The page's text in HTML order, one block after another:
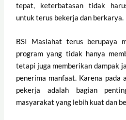
tepat, keterbatasan tidak
untuk terus bekerja dan berkarya.
BSI Maslahat terus berupaya
program yang tidak hanya
tetapi juga memberikan dampak
penerima manfaat. Karena pada
pekerja adalah bagian
masyarakat yang lebih kuat dan